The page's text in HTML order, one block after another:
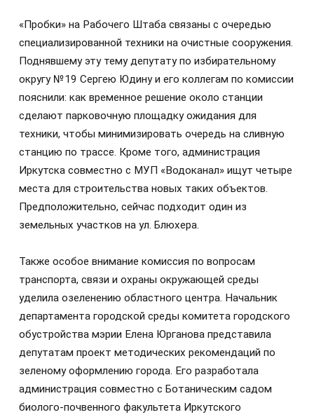
«Пробки» на Рабочего Штаба связаны с очередью
специализированной техники на очистные сооружения.
Поднявшему эту тему депутату по избирательному
округу №19 Сергею Юдину и его коллегам по комиссии
пояснили: как временное решение около станции
сделают парковочную площадку ожидания для
техники, чтобы минимизировать очередь на сливную
станцию по трассе. Кроме того, администрация
Иркутска совместно с МУП «Водоканал» ищут четыре
места для строительства новых таких объектов.
Предположительно, сейчас подходит один из
земельных участков на ул. Блюхера.
Также особое внимание комиссия по вопросам
транспорта, связи и охраны окружающей среды
уделила озеленению областного центра. Начальник
департамента городской среды комитета городского
обустройства мэрии Елена Юрганова представила
депутатам проект методических рекомендаций по
зеленому оформлению города. Его разработала
администрация совместно с Ботаническим садом
биолого-почвенного факультета Иркутского